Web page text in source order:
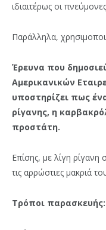
ιδιαιτέρως οι
Παράλληλα,
Έρευνα που
Αμερικανικών
υποστηρίζει πως
ρίγανης, η
προστάτη.
Επίσης, με λίγη
τις αρρώστιες μακριά
Τρόποι παρασκευής: